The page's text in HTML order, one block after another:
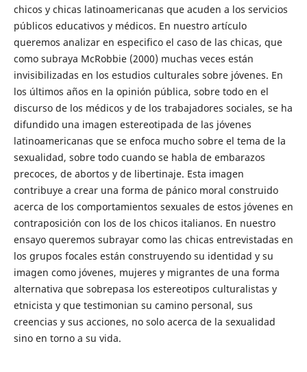
chicos y chicas latinoamericanas que acuden a los servicios
públicos educativos y médicos. En nuestro artículo
queremos analizar en especifico el caso de las chicas, que
como subraya McRobbie (2000) muchas veces están
invisibilizadas en los estudios culturales sobre jóvenes. En
los últimos años en la opinión pública, sobre todo en el
discurso de los médicos y de los trabajadores sociales, se ha
difundido una imagen estereotipada de las jóvenes
latinoamericanas que se enfoca mucho sobre el tema de la
sexualidad, sobre todo cuando se habla de embarazos
precoces, de abortos y de libertinaje. Esta imagen
contribuye a crear una forma de pánico moral construido
acerca de los comportamientos sexuales de estos jóvenes en
contraposición con los de los chicos italianos. En nuestro
ensayo queremos subrayar como las chicas entrevistadas en
los grupos focales están construyendo su identidad y su
imagen como jóvenes, mujeres y migrantes de una forma
alternativa que sobrepasa los estereotipos culturalistas y
etnicista y que testimonian su camino personal, sus
creencias y sus acciones, no solo acerca de la sexualidad
sino en torno a su vida.